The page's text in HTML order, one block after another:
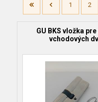
1 2
GU BKS vložka
vchodových